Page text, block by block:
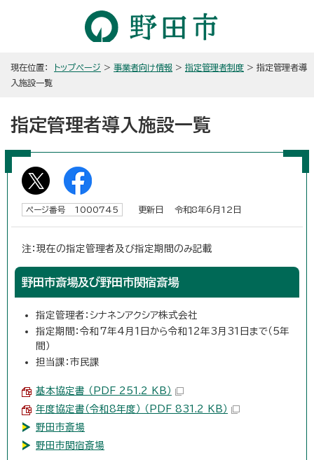
現在位置： トップページ > 事業者向け情報 > 指定管理者制度 > 指定管理者導
入施設一覧
指定管理者導入施設一覧
ページ番号 1000745 更新日 令和8年6月12日
注：現在の指定管理者及び指定期間のみ記載
野田市斎場及び野田市関宿斎場
指定管理者：シナネンアクシア株式会社
指定期間：令和7年4月1日から令和12年3月31日まで（5年
間）
担当課：市民課
基本協定書 （PDF 251.2 KB）
年度協定書（令和8年度） （PDF 831.2 KB）
野田市斎場
野田市関宿斎場